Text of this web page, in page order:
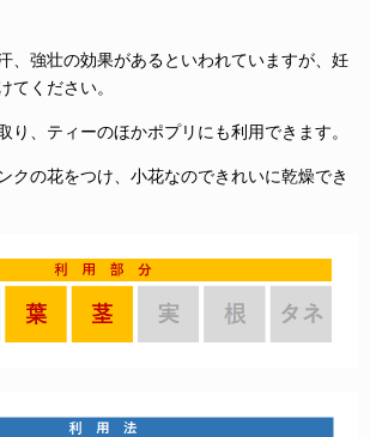
、強壮の効果があるといわれていますが、妊
てください。
り、ティーのほかポプリにも利用できます。
クの花をつけ、小花なのできれいに乾燥でき